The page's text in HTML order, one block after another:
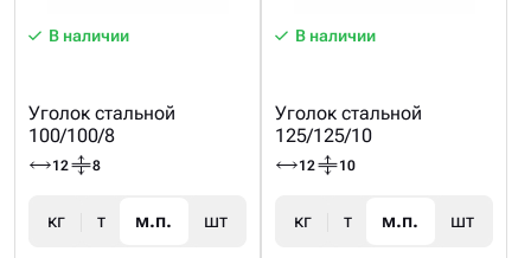
В наличии
Уголок стальной
100/100/8
12 8
кг т м.п. шт
В наличии
Уголок стальной
125/125/10
12 10
кг т м.п. шт